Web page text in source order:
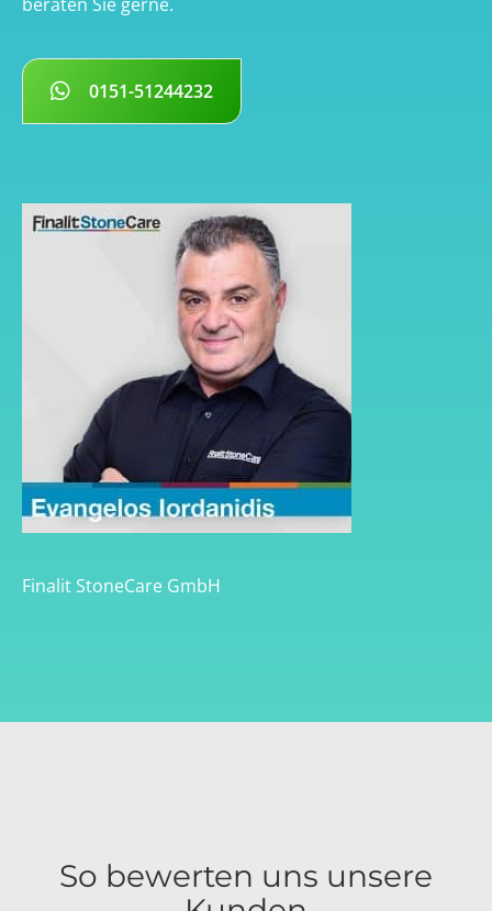
0151-51244232
Finalit StoneCare GmbH
So bewerten uns unsere